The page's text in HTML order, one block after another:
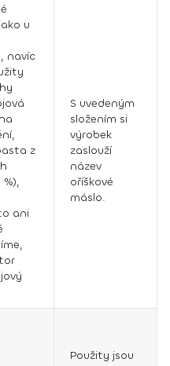
u
navíc
z
%),
ani
S uvedeným
složením si
výrobek
zaslouží
název
oříškové
máslo.
Použity jsou